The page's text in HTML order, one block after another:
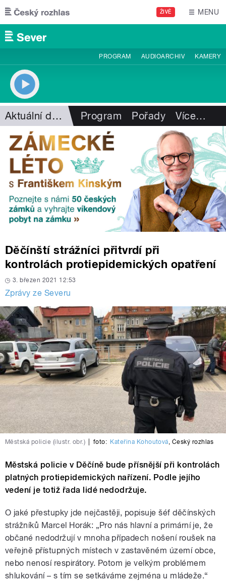
Přejít k hlavnímu obsahu
ŽIVĚ MENU
PROGRAM AUDIOARCHIV KAMERY
Aktuální dění Program Pořady Více…
Děčínští strážníci přitvrdí při
kontrolách protiepidemických opatření
3. březen 2021 12:53
Zprávy ze Severu
Městská policie (ilustr. obr.) foto: Kateřina Kohoutová, Český rozhlas
Městská policie v Děčíně bude přísnější při kontrolách
platných protiepidemických nařízení. Podle jejího
vedení je totiž řada lidé nedodržuje.
O jaké přestupky jde nejčastěji, popisuje šéf děčínských
strážníků Marcel Horák: „Pro nás hlavní a primární je, že
občané nedodržují v mnoha případech nošení roušek na
veřejně přístupných místech v zastavěném území obce,
nebo nenosí respirátory. Potom je velkým problémem
shlukování – s tím se setkáváme zejména u mládeže.“